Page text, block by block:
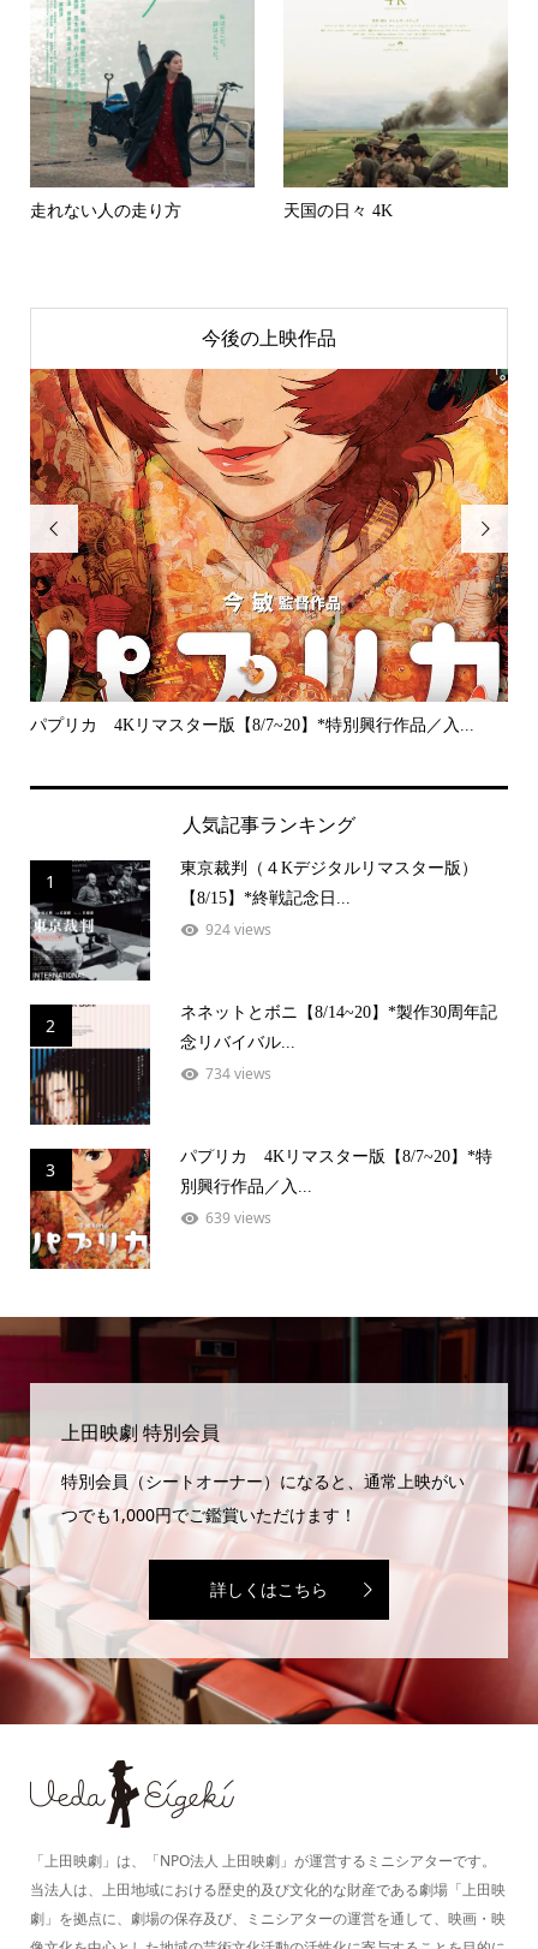
走れない人の走り方 天国の日々 4K
今後の上映作品

パプリカ 4Kリマスター版【8/7~20】*特別興行作品／入...

人気記事ランキング
1
東京裁判（４Kデジタルリマスター版）
【8/15】*終戦記念日...
924 views
2
ネネットとボニ【8/14~20】*製作30周年記
念リバイバル...
734 views
3
パプリカ 4Kリマスター版【8/7~20】*特
別興行作品／入...
639 views
上田映劇 特別会員
特別会員（シートオーナー）になると、通常上映がい
つでも1,000円でご鑑賞いただけます！
詳しくはこちら
「上田映劇」は、「NPO法人 上田映劇」が運営するミニシアターです。
当法人は、上田地域における歴史的及び文化的な財産である劇場「上田映
劇」を拠点に、劇場の保存及び、ミニシアターの運営を通して、映画・映